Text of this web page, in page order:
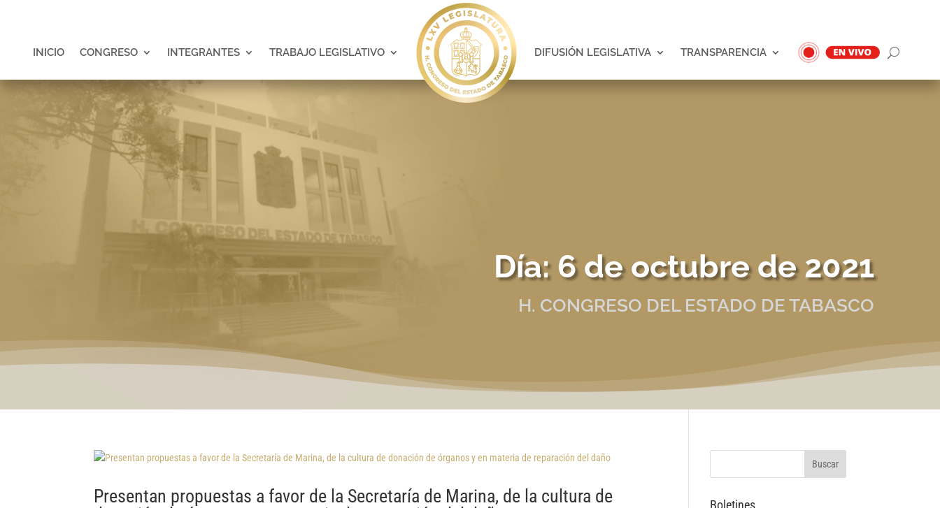
INICIO CONGRESO INTEGRANTES TRABAJO LEGISLATIVO DIFUSIÓN LEGISLATIVA TRANSPARENCIA
Día: 6 de octubre de 2021
H. CONGRESO DEL ESTADO DE TABASCO
Presentan propuestas a favor de la Secretaría de Marina, de la cultura de
Boletines